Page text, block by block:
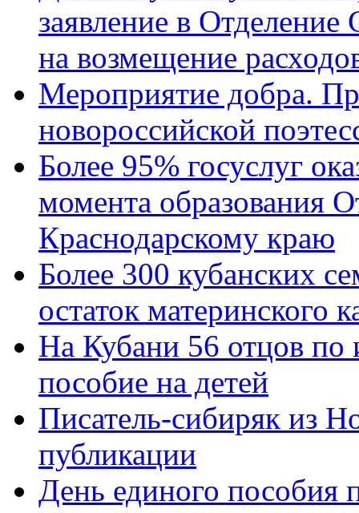
заявление в
на возмещение
Мероприятие добра.
новороссийской
Более 95% госуслуг
момента образования
Краснодарскому краю
Более 300 кубанских
остаток материнского
На Кубани 56 отцов по
пособие на детей
Писатель-сибиряк из
публикации
День единого пособия